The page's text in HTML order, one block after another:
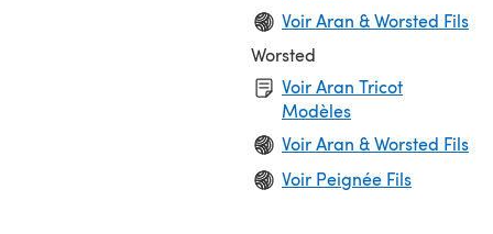
Voir Aran & Worsted Fils
Worsted
Voir Aran Tricot
Modèles
Voir Aran & Worsted Fils
Voir Peignée Fils